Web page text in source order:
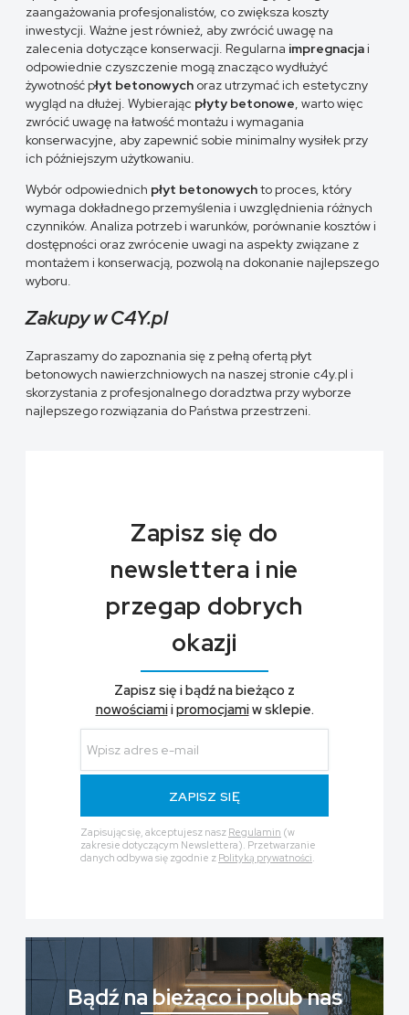
zaangażowania profesjonalistów, co zwiększa koszty
inwestycji. Ważne jest również, aby zwrócić uwagę na
zalecenia dotyczące konserwacji. Regularna impregnacjai
odpowiednie czyszczenie mogą znacząco wydłużyć
żywotność płyt betonowych oraz utrzymać ich estetyczny
wygląd na dłużej. Wybierając płyty betonowe, warto więc
zwrócić uwagę na łatwość montażu i wymagania
konserwacyjne, aby zapewnić sobie minimalny wysiłek przy
ich późniejszym użytkowaniu.
Wybór odpowiednich płyt betonowychto proces, który
wymaga dokładnego przemyślenia i uwzględnienia różnych
czynników. Analiza potrzeb i warunków, porównanie kosztów i
dostępności oraz zwrócenie uwagi na aspekty związane z
montażem i konserwacją, pozwolą na dokonanie najlepszego
wyboru.
Zakupy w C4Y.pl
Zapraszamy do zapoznania się z pełną ofertą płyt
betonowych nawierzchniowych na naszej stronie c4y.pl i
skorzystania z profesjonalnego doradztwa przy wyborze
najlepszego rozwiązania do Państwa przestrzeni.
Zapisz się do
newslettera i nie
przegap dobrych
okazji
Zapisz się i bądź na bieżąco z
nowościamiipromocjamiw sklepie.
ZAPISZ SIĘ
Zapisując się, akceptujesz nasz Regulamin (w
zakresie dotyczącym Newslettera). Przetwarzanie
danych odbywa się zgodnie z Polityką prywatności.
Bądź na bieżąco i polub nas